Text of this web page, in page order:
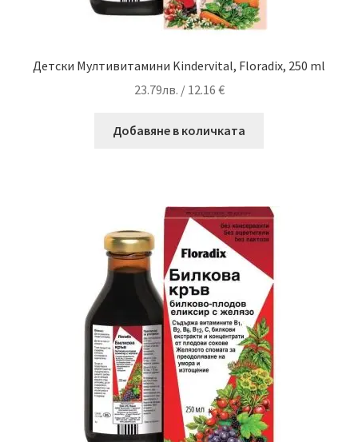
Детски Мултивитамини Kindervital, Floradix, 250 ml
23.79лв. / 12.16 €
Добавяне в количката